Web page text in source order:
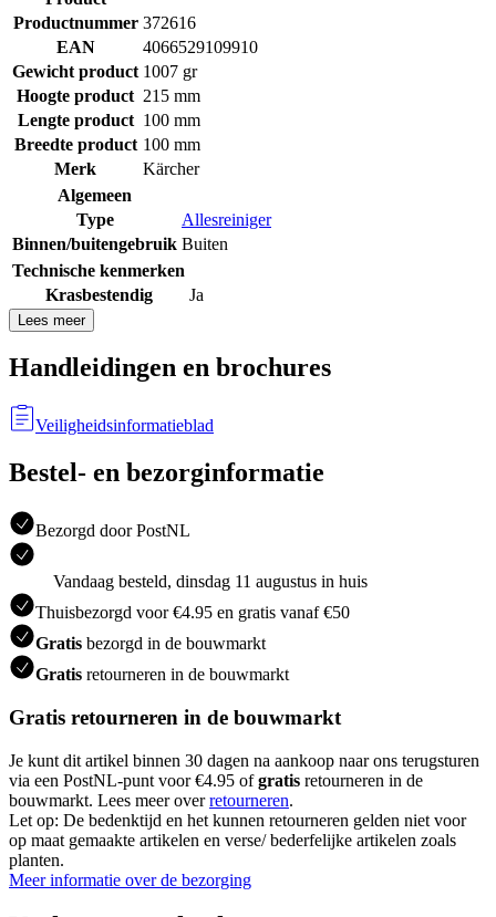
Productnummer 372616
EAN
4066529109910
Gewicht product 1007 gr
Hoogte product 215 mm
Lengte product 100 mm
Breedte product 100 mm
Merk
Kärcher
Algemeen
Type
Allesreiniger
Binnen/buitengebruik Buiten
Technische kenmerken
Krasbestendig
Ja
Lees meer
Handleidingen en brochures
Veiligheidsinformatieblad
Bestel- en bezorginformatie
Bezorgd door PostNL
Vandaag besteld, dinsdag 11 augustus in huis
Thuisbezorgd voor €4.95 en gratis vanaf €50
Gratis bezorgd in de bouwmarkt
Gratis retourneren in de bouwmarkt
Gratis retourneren in de bouwmarkt
Je kunt dit artikel binnen 30 dagen na aankoop naar ons terugsturen
via een PostNL-punt voor €4.95 ofgratis retourneren in de
bouwmarkt. Lees meer overretourneren.
Let op: De bedenktijd en het kunnen retourneren gelden niet voor
op maat gemaakte artikelen en verse/ bederfelijke artikelen zoals
planten.
Meer informatie over de bezorging